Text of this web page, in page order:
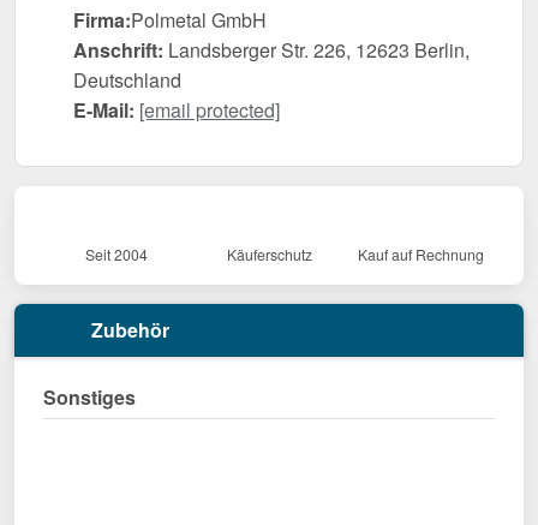
Firma:Polmetal GmbH
Anschrift: Landsberger Str. 226, 12623 Berlin,
Deutschland
E-Mail: [email protected]
Seit 2004 Käuferschutz Kauf auf Rechnung
Zubehör
Sonstiges